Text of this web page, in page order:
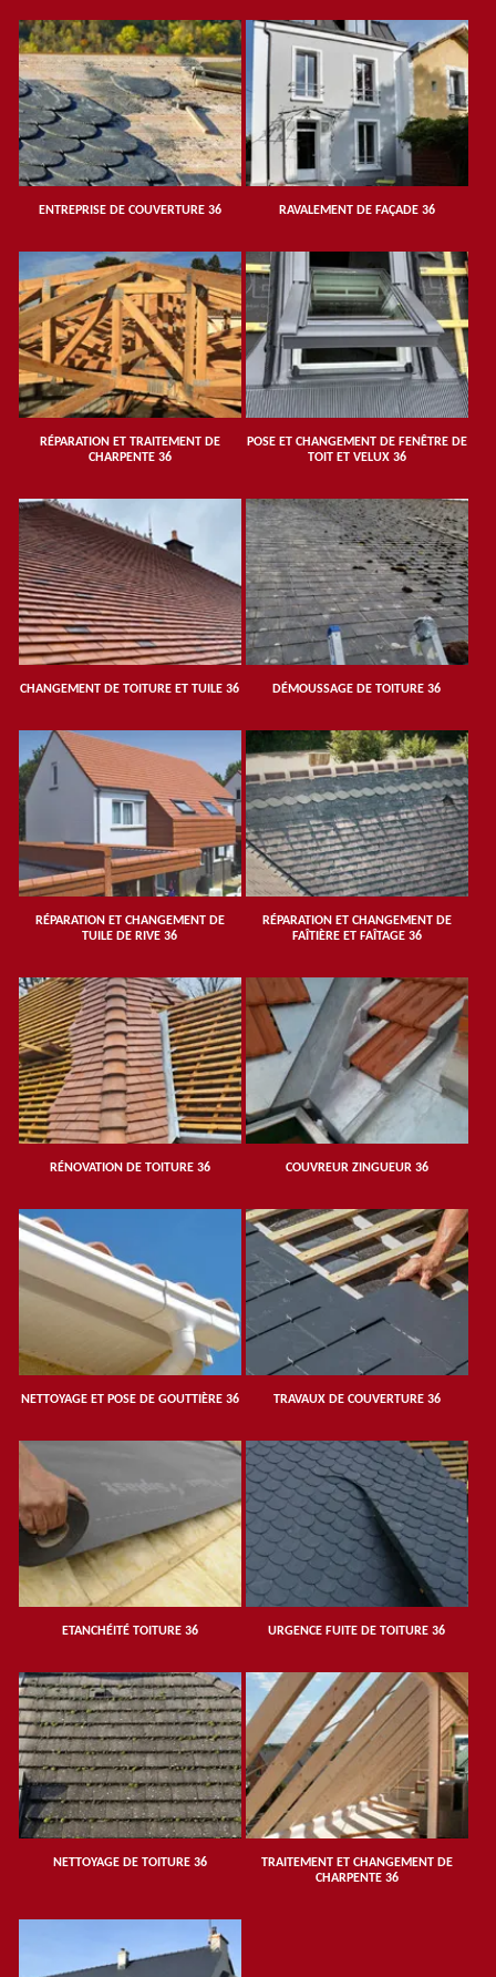
ENTREPRISE DE COUVERTURE 36 RAVALEMENT DE FAÇADE 36
RÉPARATION ET TRAITEMENT DE
CHARPENTE 36
POSE ET CHANGEMENT DE FENÊTRE DE
TOIT ET VELUX 36
CHANGEMENT DE TOITURE ET TUILE 36 DÉMOUSSAGE DE TOITURE 36
RÉPARATION ET CHANGEMENT DE
TUILE DE RIVE 36
RÉPARATION ET CHANGEMENT DE
FAÎTIÈRE ET FAÎTAGE 36
RÉNOVATION DE TOITURE 36 COUVREUR ZINGUEUR 36
NETTOYAGE ET POSE DE GOUTTIÈRE 36 TRAVAUX DE COUVERTURE 36
ETANCHÉITÉ TOITURE 36 URGENCE FUITE DE TOITURE 36
NETTOYAGE DE TOITURE 36
TRAITEMENT ET CHANGEMENT DE
CHARPENTE 36